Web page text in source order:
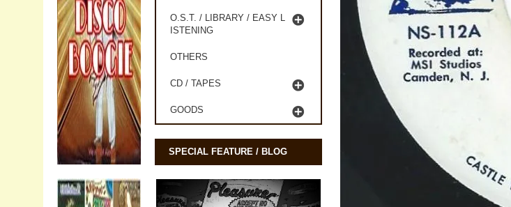
O.S.T. / LIBRARY / EASY L
ISTENING
OTHERS
CD / TAPES
GOODS
SPECIAL FEATURE / BLOG